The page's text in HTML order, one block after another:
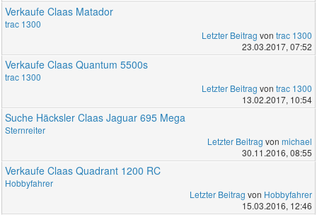
Verkaufe Claas Matador
trac 1300
Letzter Beitrag von trac 1300
23.03.2017, 07:52
Verkaufe Claas Quantum 5500s
trac 1300
Letzter Beitrag von trac 1300
13.02.2017, 10:54
Suche Häcksler Claas Jaguar 695 Mega
Sternreiter
Letzter Beitrag von michael
30.11.2016, 08:55
Verkaufe Claas Quadrant 1200 RC
Hobbyfahrer
Letzter Beitrag von Hobbyfahrer
15.03.2016, 12:46